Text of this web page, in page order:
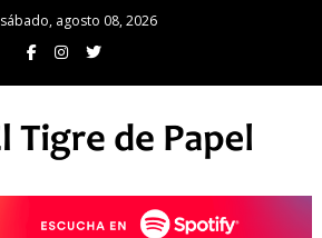
sábado, agosto 08, 2026